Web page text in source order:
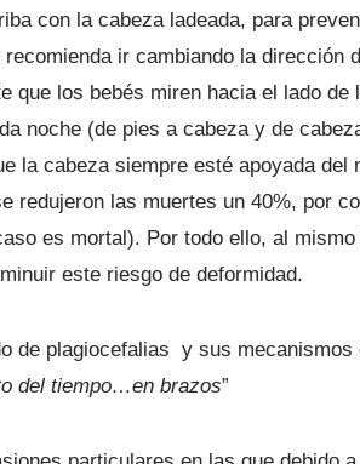
con la cabeza ladeada, para
recomienda ir cambiando la dirección
que los bebés miren hacia el lado
noche (de pies a cabeza y de
la cabeza siempre esté apoyada
redujeron las muertes un 40%, por
es mortal). Por todo ello, al
este riesgo de deformidad.
de plagiocefalias y sus
del tiempo…en brazos”